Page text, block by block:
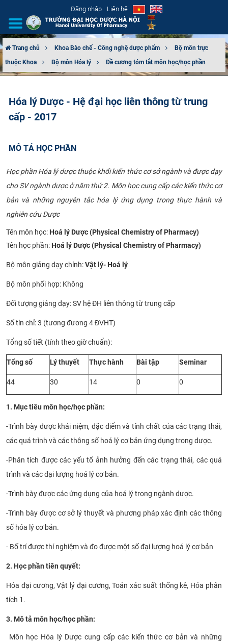
Đăng nhập Liên hệ
GIỚI THIỆU
TUYỂN SINH
ĐÀO TẠO
ĐẢM BẢO CHẤT LƯỢNG
KHOA HỌC CÔNG NGHỆ
HTQT
CỰU NGƯỜI HỌC
Trang chủ Khoa Bào chế - Công nghệ dược phẩm
Bộ môn trực
thuộc Khoa
Bộ môn Hóa lý Đề cương tóm tắt môn học/học phần
Hóa lý Dược - Hệ đại học liên thông từ trung
cấp - 2017
MÔ TẢ HỌC PHẦN
Học phần Hóa lý dược thuộc khối kiến thức cơ sở ngành và được dạy
cho SV ngành dược ở năm thứ 2. Môn học cung cấp các kiến thức cơ
bản và những nguyên tắc hóa lý ứng dụng trong thực hành và
nghiên cứu Dược
​Tên môn học: Hoá lý Dược (Physical Chemistry of Pharmacy)
Tên học phần: Hoá lý Dược (Physical Chemistry of Pharmacy)
Bộ môn giảng dạy chính:Vật lý- Hoá lý
Bộ môn phối hợp: Không
Đối tượng giảng dạy: SV hệ ĐH liên thông từ trung cấp
Số tín chỉ: 3 (tương đương 4 ĐVHT)
Tổng số tiết (tính theo giờ chuẩn):
Tổng số Lý thuyết Thực hành Bài tập Seminar
44 30 14 0 0
1. Mục tiêu môn học/học phần:
-Trình bày được khái niệm, đặc điểm và tính chất của các trạng thái,
các quá trình và các thông số hoá lý cơ bản ứng dụng trong dược.
-Phân tích được các yếu tố ảnh hưởng đến các trạng thái, các quá
trình và các đại lượng hoá lý cơ bản.
-Trình bày được các ứng dụng của hoá lý trong ngành dược.
-Trình bày được cơ sở lý thuyết và phương pháp xác định các thông
số hóa lý cơ bản.
- Bố trí được thí nghiệm và đo được một số đại lượng hoá lý cơ bản
2. Học phần tiên quyết:
Hóa đại cương, Vật lý đại cương, Toán xác suất thống kê, Hóa phân
tích 1.
3. Mô tả môn học/học phần:
Môn học Hóa lý Dược cung cấp các kiến thức cơ bản và những